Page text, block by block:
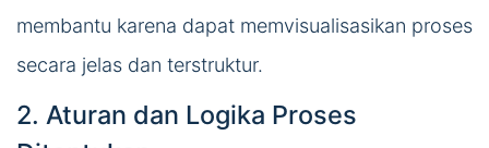
membantu karena dapat memvisualisasikan proses
secara jelas dan terstruktur.
2. Aturan dan Logika Proses